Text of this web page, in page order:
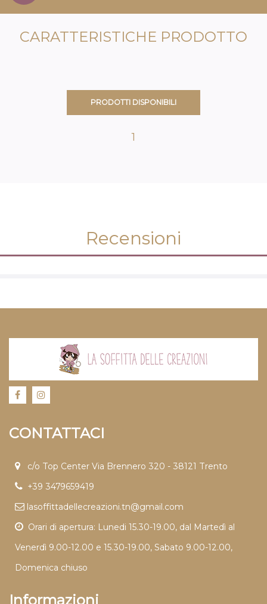
CARATTERISTICHE PRODOTTO
PRODOTTI DISPONIBILI
1
Recensioni
CONTATTACI
c/o Top Center Via Brennero 320 - 38121 Trento
+39 3479659419
lasoffittadellecreazioni.tn@gmail.com
Orari di apertura: Lunedi 15.30-19.00, dal Martedì al
Venerdì 9.00-12.00 e 15.30-19.00, Sabato 9.00-12.00,
Domenica chiuso
Informazioni